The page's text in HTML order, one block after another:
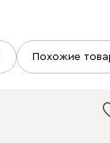
Похожие